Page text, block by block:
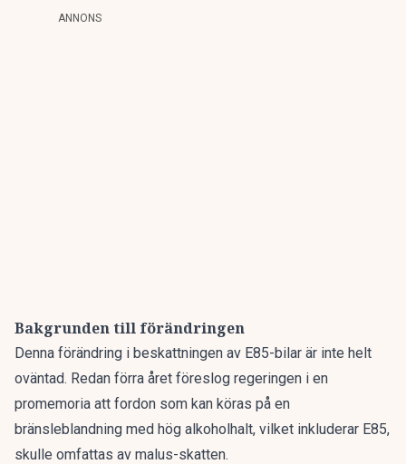
ANNONS
Bakgrunden till förändringen
Denna förändring i beskattningen av E85-bilar är inte helt
oväntad. Redan förra året föreslog regeringen i en
promemoria att fordon som kan köras på en
bränsleblandning med hög alkoholhalt, vilket inkluderar E85,
skulle omfattas av malus-skatten.